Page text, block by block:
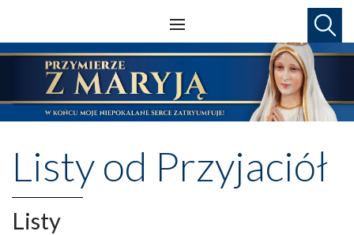
Listy od Przyjaciół
Listy